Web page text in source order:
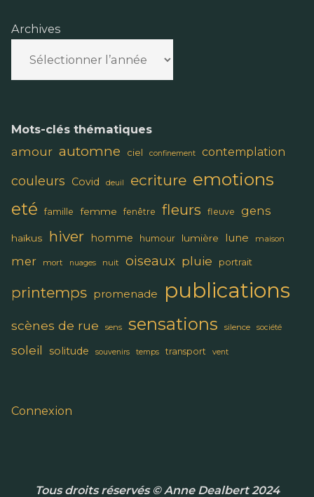
Archives
Mots-clés thématiques
amour automne ciel confinement contemplation
couleurs Covid deuil ecriture emotions
eté famille femme fenêtre fleurs fleuve gens
haïkus hiver homme humour lumière lune maison
mer mort nuages nuit oiseaux pluie portrait
printemps promenade publications
scènes de rue sens sensations silence société
soleil solitude souvenirs temps transport vent
Connexion
Tous droits réservés © Anne Dealbert 2024